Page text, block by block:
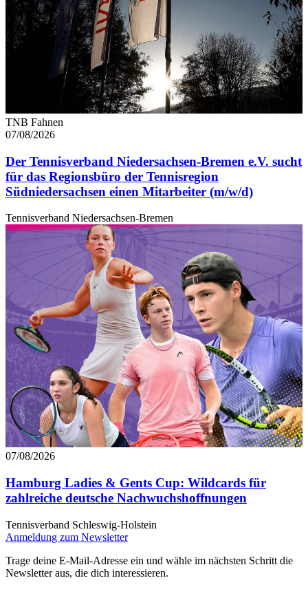
TNB Fahnen
07/08/2026
Der Tennisverband Niedersachsen-Bremen e.V. sucht
für das Regionsbüro der Tennisregion
Südniedersachsen einen Mitarbeiter (m/w/d)
Tennisverband Niedersachsen-Bremen
07/08/2026
Hamburg Ladies & Gents Cup: Wildcards für
zahlreiche deutsche Nachwuchshoffnungen
Tennisverband Schleswig-Holstein
Anmeldung zum Newsletter
Trage deine E-Mail-Adresse ein und wähle im nächsten Schritt die
Newsletter aus, die dich interessieren.